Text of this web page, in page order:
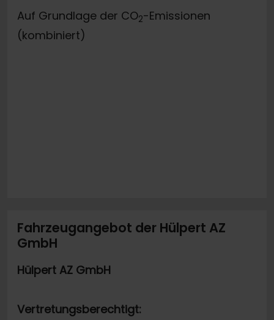
Auf Grundlage der CO2-Emissionen
(kombiniert)
Fahrzeugangebot der Hülpert AZ
GmbH
Hülpert AZ GmbH
Vertretungsberechtigt: